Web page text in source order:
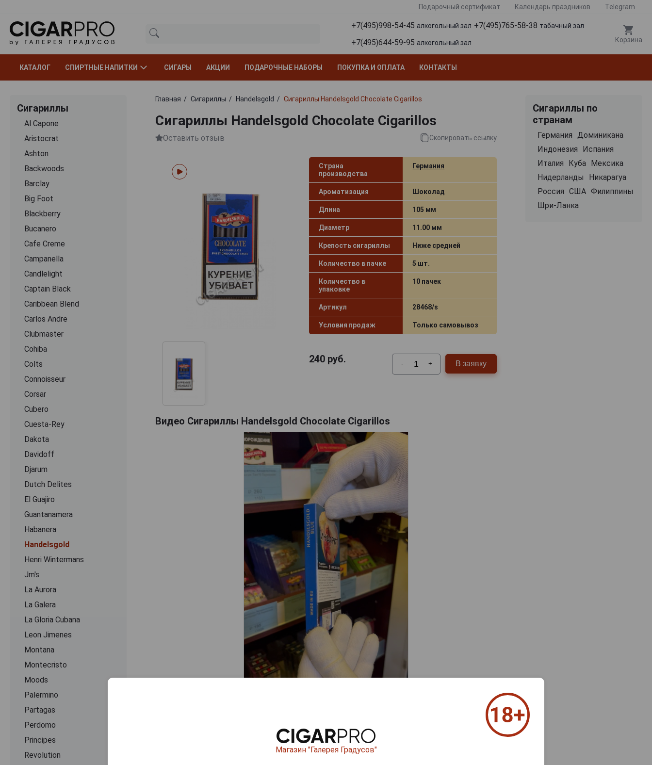
Подарочный сертификат Календарь праздников Telegram
+7(495)998-54-45 алкогольный зал +7(495)765-58-38 табачный зал
+7(495)644-59-95 алкогольный зал Корзина
КАТАЛОГ СПИРТНЫЕ НАПИТКИ СИГАРЫ АКЦИИ ПОДАРОЧНЫЕ НАБОРЫ ПОКУПКА И ОПЛАТА КОНТАКТЫ
Сигариллы
Al Capone
Aristocrat
Ashton
Backwoods
Barclay
Big Foot
Blackberry
Bucanero
Cafe Creme
Campanella
Candlelight
Captain Black
Caribbean Blend
Carlos Andre
Clubmaster
Cohiba
Colts
Connoisseur
Corsar
Cubero
Cuesta-Rey
Dakota
Davidoff
Djarum
Dutch Delites
El Guajiro
Guantanamera
Habanera
Handelsgold
Henri Wintermans
Jm's
La Aurora
La Galera
La Gloria Cubana
Leon Jimenes
Montana
Montecristo
Moods
Palermino
Partagas
Perdomo
Principes
Revolution
Главная Сигариллы Handelsgold Сигариллы Handelsgold Chocolate Cigarillos
Сигариллы Handelsgold Chocolate Cigarillos
Оставить отзыв Скопировать ссылку
Страна
производства
Германия
Ароматизация Шоколад
Длина 105 мм
Диаметр 11.00 мм
Крепость сигариллы Ниже средней
Количество в пачке 5 шт.
Количество в
упаковке
10 пачек
Артикул 28468/s
Условия продаж Только самовывоз
240руб. - + В заявку
Видео Сигариллы Handelsgold Chocolate Cigarillos
Сигариллы по
странам
Германия
Доминикана
Индонезия
Испания
Италия
Куба
Мексика
Нидерланды
Никарагуа
Россия США Филиппины
Шри-Ланка
Магазин "Галерея Градусов"